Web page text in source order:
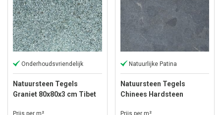
Onderhoudsvriendelijk
Natuursteen Tegels
Graniet 80x80x3 cm Tibet
Prijs per m²
Natuurlijke Patina
Natuursteen Tegels
Chinees Hardsteen
Prijs per m²